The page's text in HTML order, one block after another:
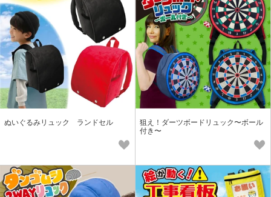
ぬいぐるみリュック ランドセル
狙え！ダーツボードリュック〜ボール
付き〜